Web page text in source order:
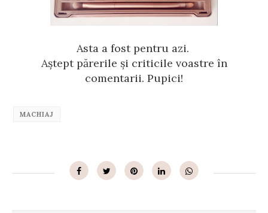
Asta a fost pentru azi.
Aștept părerile și criticile voastre în
comentarii. Pupici!
MACHIAJ